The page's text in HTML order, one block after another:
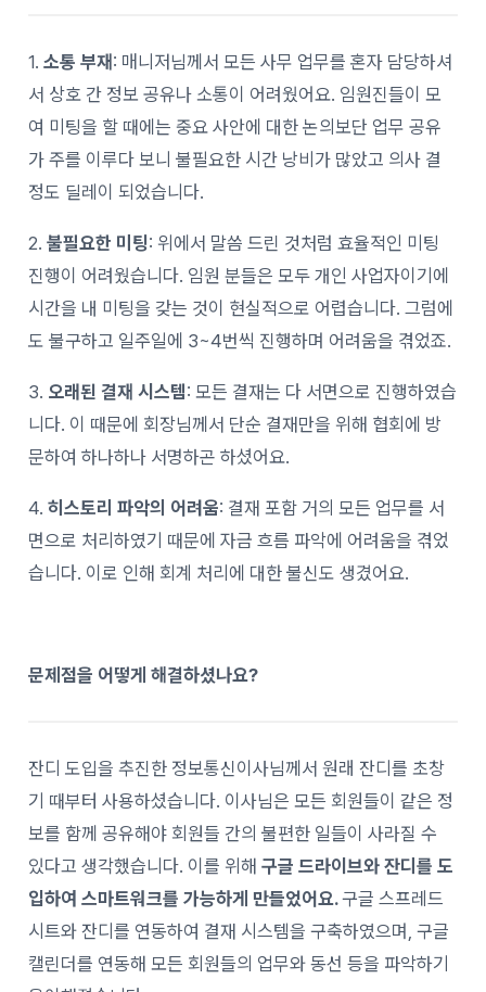
1.소통 부재: 매니저님께서 모든 사무 업무를 혼자 담당하셔
서 상호 간 정보 공유나 소통이 어려웠어요. 임원진들이 모
여 미팅을 할 때에는 중요 사안에 대한 논의보단 업무 공유
가 주를 이루다 보니 불필요한 시간 낭비가 많았고 의사 결
정도 딜레이 되었습니다.
2.불필요한 미팅: 위에서 말씀 드린 것처럼 효율적인 미팅
진행이 어려웠습니다. 임원 분들은 모두 개인 사업자이기에
시간을 내 미팅을 갖는 것이 현실적으로 어렵습니다. 그럼에
도 불구하고 일주일에 3~4번씩 진행하며 어려움을 겪었죠.
3. 오래된 결재 시스템: 모든 결재는 다 서면으로 진행하였습
니다. 이 때문에 회장님께서 단순 결재만을 위해 협회에 방
문하여 하나하나 서명하곤 하셨어요.
4.히스토리 파악의 어려움: 결재 포함 거의 모든 업무를 서
면으로 처리하였기 때문에 자금 흐름 파악에 어려움을 겪었
습니다. 이로 인해 회계 처리에 대한 불신도 생겼어요.
문제점을 어떻게 해결하셨나요?
잔디 도입을 추진한 정보통신이사님께서 원래 잔디를 초창
기 때부터 사용하셨습니다. 이사님은 모든 회원들이 같은 정
보를 함께 공유해야 회원들 간의 불편한 일들이 사라질 수
있다고 생각했습니다. 이를 위해구글 드라이브와 잔디를 도
입하여 스마트워크를 가능하게 만들었어요.구글 스프레드
시트와 잔디를 연동하여 결재 시스템을 구축하였으며, 구글
캘린더를 연동해 모든 회원들의 업무와 동선 등을 파악하기